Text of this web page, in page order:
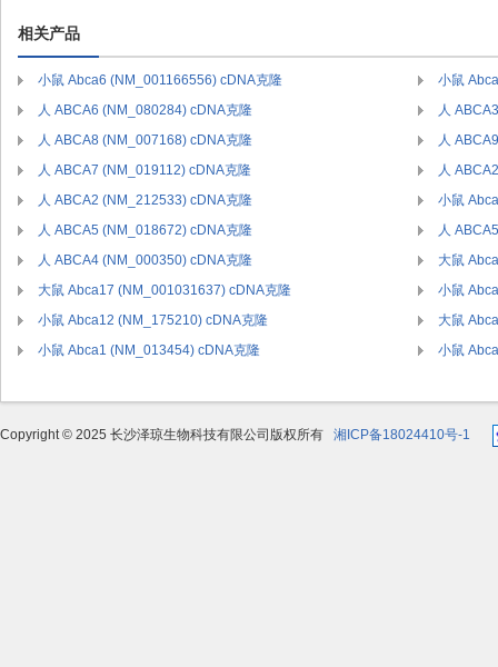
相关产品
小鼠 Abca6 (NM_001166556) cDNA克隆
小鼠
人 ABCA6 (NM_080284) cDNA克隆
人
人 ABCA8 (NM_007168) cDNA克隆
人
人 ABCA7 (NM_019112) cDNA克隆
人
人 ABCA2 (NM_212533) cDNA克隆
小鼠
人 ABCA5 (NM_018672) cDNA克隆
人
人 ABCA4 (NM_000350) cDNA克隆
大鼠
大鼠 Abca17 (NM_001031637) cDNA克隆
小鼠
小鼠 Abca12 (NM_175210) cDNA克隆
大鼠
小鼠 Abca1 (NM_013454) cDNA克隆
小鼠
Copyright © 2025 长沙泽琼生物科技有限公司版权所有 湘ICP备18024410号-1